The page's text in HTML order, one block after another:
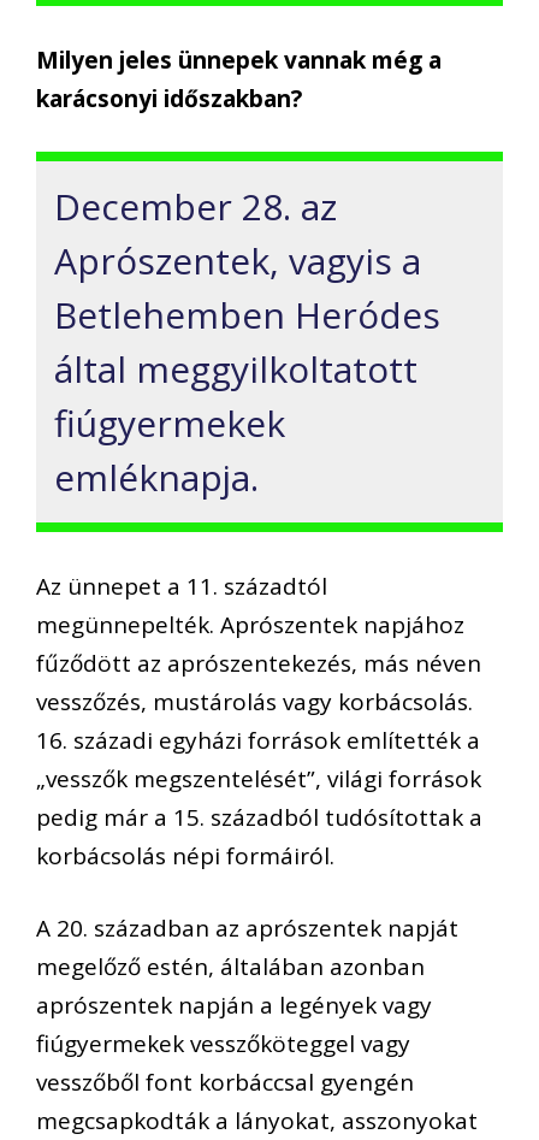
Milyen jeles ünnepek vannak még a
karácsonyi időszakban?
December 28. az
Aprószentek, vagyis a
Betlehemben Heródes
által meggyilkoltatott
fiúgyermekek
emléknapja.
Az ünnepet a 11. századtól
megünnepelték. Aprószentek napjához
fűződött az aprószentekezés, más néven
vesszőzés, mustárolás vagy korbácsolás.
16. századi egyházi források említették a
„vesszők megszentelését”, világi források
pedig már a 15. századból tudósítottak a
korbácsolás népi formáiról.
A 20. században az aprószentek napját
megelőző estén, általában azonban
aprószentek napján a legények vagy
fiúgyermekek vesszőköteggel vagy
vesszőből font korbáccsal gyengén
megcsapkodták a lányokat, asszonyokat